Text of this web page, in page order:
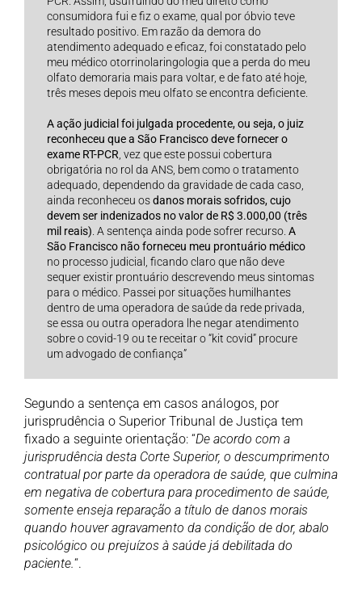
consumidora fui e fiz o exame, qual por óbvio teve
resultado positivo. Em razão da demora do
atendimento adequado e eficaz, foi constatado pelo
meu médico otorrinolaringologia que a perda do meu
olfato demoraria mais para voltar, e de fato até hoje,
três meses depois meu olfato se encontra deficiente.
A ação judicial foi julgada procedente, ou seja, o juiz
reconheceu que a São Francisco deve fornecer o
exame RT-PCR, vez que este possui cobertura
obrigatória no rol da ANS, bem como o tratamento
adequado, dependendo da gravidade de cada caso,
ainda reconheceu osdanos morais sofridos, cujo
devem ser indenizados no valor de R$ 3.000,00 (três
mil reais). A sentença ainda pode sofrer recurso. A
São Francisco não forneceu meu prontuário médico
no processo judicial, ficando claro que não deve
sequer existir prontuário descrevendo meus sintomas
para o médico. Passei por situações humilhantes
dentro de uma operadora de saúde da rede privada,
se essa ou outra operadora lhe negar atendimento
sobre o covid-19 ou te receitar o “kit covid” procure
um advogado de confiança”
Segundo a sentença em casos análogos, por
jurisprudência o Superior Tribunal de Justiça tem
fixado a seguinte orientação: “De acordo com a
jurisprudência desta Corte Superior, o descumprimento
contratual por parte da operadora de saúde, que culmina
em negativa de cobertura para procedimento de saúde,
somente enseja reparação a título de danos morais
quando houver agravamento da condição de dor, abalo
psicológico ou prejuízos à saúde já debilitada do
paciente.“.